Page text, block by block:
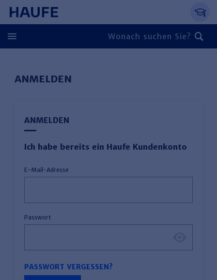
Springe direkt zum Hauptinhalt, zur
Zum Hauptinhalt springen
Zur Navigation springen
Zur Suche springen
ANMELDEN
ANMELDEN
Ich habe bereits ein Haufe Kundenkonto
E-Mail-Adresse
Passwort
PASSWORT VERGESSEN?